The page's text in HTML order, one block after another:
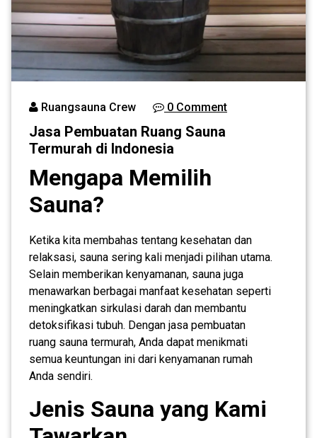
Ruangsauna Crew 0 Comment
Jasa Pembuatan Ruang Sauna
Termurah di Indonesia
Mengapa Memilih
Sauna?
Ketika kita membahas tentang kesehatan dan
relaksasi, sauna sering kali menjadi pilihan utama.
Selain memberikan kenyamanan, sauna juga
menawarkan berbagai manfaat kesehatan seperti
meningkatkan sirkulasi darah dan membantu
detoksifikasi tubuh. Dengan jasa pembuatan
ruang sauna termurah, Anda dapat menikmati
semua keuntungan ini dari kenyamanan rumah
Anda sendiri.
Jenis Sauna yang Kami